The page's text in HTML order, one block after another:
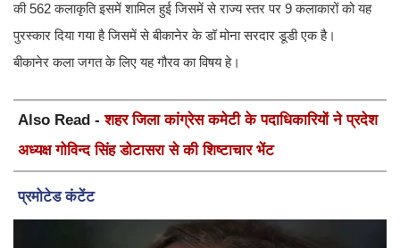
की 562 कलाकृति इसमें शामिल हुई जिसमें से राज्य स्तर पर 9 कलाकारों को यह
पुरस्कार दिया गया है जिसमें से बीकानेर के डॉ मोना सरदार डूडी एक है।
बीकानेर कला जगत के लिए यह गौरव का विषय हे।
Also Read -शहर जिला कांग्रेस कमेटी के पदाधिकारियों ने प्रदेश
अध्यक्ष गोविन्द सिंह डोटासरा से की शिष्टाचार भेंट